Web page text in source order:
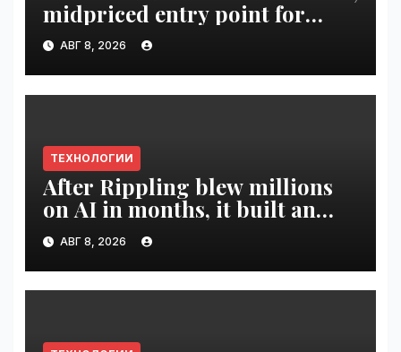
midpriced entry point for
digital artists | VseTime.ru
АВГ 8, 2026
ТЕХНОЛОГИИ
After Rippling blew millions
on AI in months, it built an
employee ROI tool |
VseTime.ru
АВГ 8, 2026